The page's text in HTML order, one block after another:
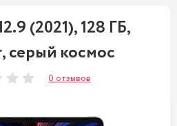
(2021), 128 ГБ,
серый космос
0 отзывов